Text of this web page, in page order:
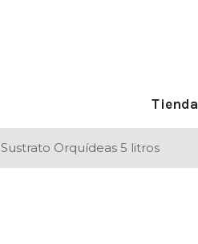
Tienda
Sustrato Orquídeas 5 litros